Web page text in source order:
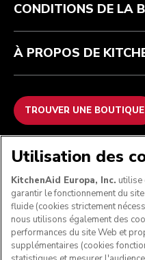
CONDITIONS DE LA
À PROPOS DE
TROUVER UNE BOUTIQUE
NOUS
Utilisation des
KitchenAid Europa, Inc. utilise
garantir le fonctionnement du
fluide (cookies strictement
nous utilisons également des
performances du site Web et
supplémentaires (cookies